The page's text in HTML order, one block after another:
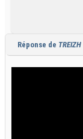
Réponse de TREIZH